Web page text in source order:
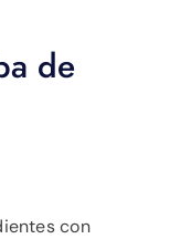
de
con